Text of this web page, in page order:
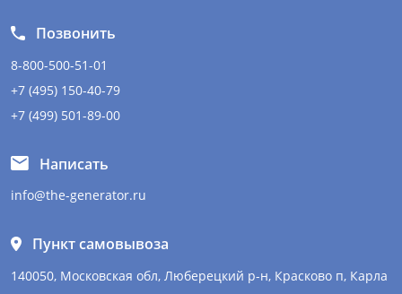
Позвонить
8-800-500-51-01
+7 (495) 150-40-79
+7 (499) 501-89-00
Написать
info@the-generator.ru
Пункт самовывоза
140050, Московская обл, Люберецкий р-н, Красково п, Карла